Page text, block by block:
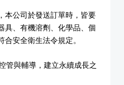
本公司於發送訂單時，皆要
具、有機溶劑、化學品、個
合安全衛生法令規定。
管與輔導，建立永續成長之